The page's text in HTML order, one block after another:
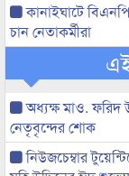
কানাইঘাটে
চান নেতাকর্মীরা
অধ্যক্ষ মাও. ফরিদ
নেতৃবৃন্দের শোক
নিউজচেম্বার